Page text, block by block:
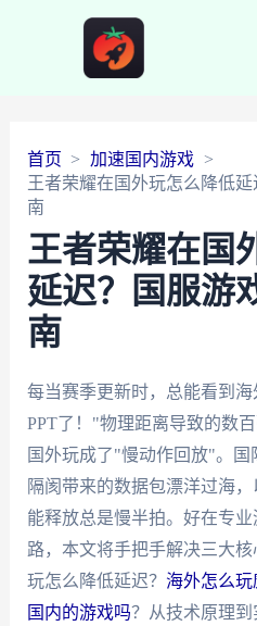
首页
加速国内游戏
王者荣耀在国外玩怎么降低
南
王者荣耀在国
延迟？国服游
南
每当赛季更新时，总能看到
PPT了！"物理距离导致的数
国外玩成了"慢动作回放"。
隔阂带来的数据包漂洋过海
能释放总是慢半拍。好在专
路，本文将手把手解决三大
玩怎么降低延迟？ 海外怎么玩
国内的游戏吗？从技术原理